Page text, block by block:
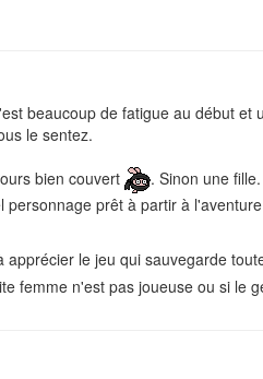
beaucoup de fatigue au début et
le sentez.
bien couvert
. Sinon une fille.
personnage prêt à partir à
apprécier le jeu qui sauvegarde
femme n'est pas joueuse ou si le